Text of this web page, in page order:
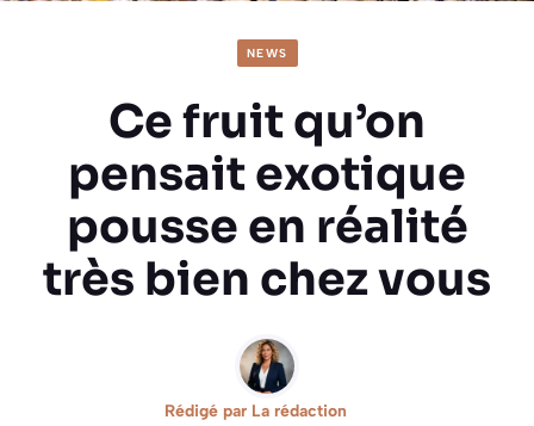
NEWS
Ce fruit qu’on
pensait exotique
pousse en réalité
très bien chez vous
Rédigé par La rédaction